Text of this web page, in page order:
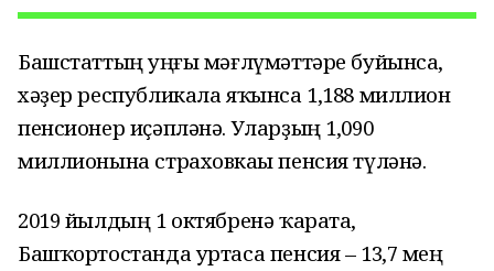
Башстаттың һуңғы мәғлүмәттәре буйынса,
хәҙер республикала яҡынса 1,188 миллион
пенсионер иҫәпләнә. Уларҙың 1,090
миллионына страховкаһы пенсия түләнә.
2019 йылдың 1 октябренә ҡарата,
Башҡортостанда уртаса пенсия – 13,7 мең